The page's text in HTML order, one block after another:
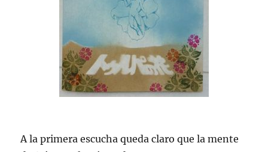
A la primera escucha queda claro que la mente